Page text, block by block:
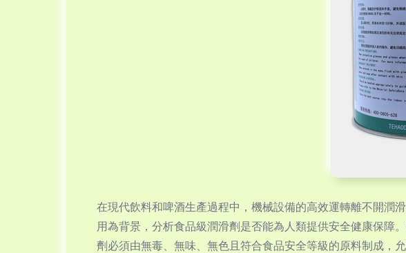
在現代飲料和啤酒生產過程中，機械設備的高效運轉離不開潤
用為背景，分析食品級潤滑劑是否能為人類提供安全健康保障
劑必須由無毒、無味、無色且符合食品安全等級的原料制成，